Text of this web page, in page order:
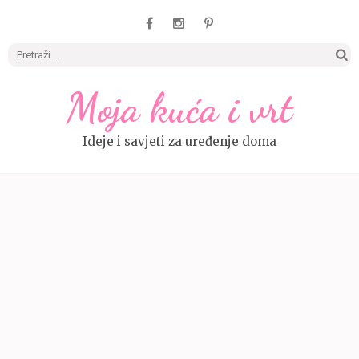
Moja kuća i vrt
Ideje i savjeti za uređenje doma